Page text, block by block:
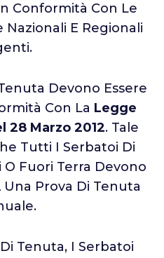
Conformità Con Le
E Regionali
Devono Essere
Con La Legge
28 Marzo 2012. Tale
Tutti I Serbatoi Di
Fuori Terra Devono
Prova Di Tenuta
Tenuta, I Serbatoi